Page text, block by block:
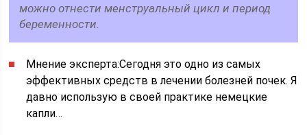
можно отнести менструальный цикл и период
беременности.
Мнение эксперта:Сегодня это одно из самых
эффективных средств в лечении болезней почек. Я
давно использую в своей практике немецкие
капли…